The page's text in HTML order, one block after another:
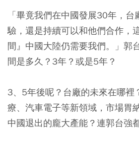
「畢竟我們在中國發展30年，
驗，還是持續可以和他們合作，
間』中國大陸仍需要我們。」郭
間是多久？3年？或是5年？
3、5年後呢？台廠的未來在哪裡
療、汽車電子等新領域，市場胃
中國退出的龐大產能？連郭台強